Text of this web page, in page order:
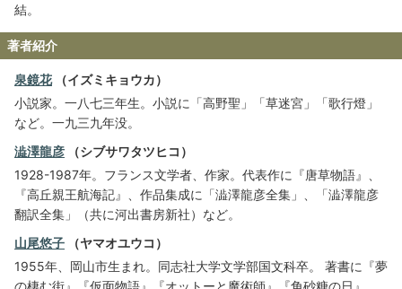
結。
著者紹介
泉鏡花（イズミキョウカ）
小説家。一八七三年生。小説に「高野聖」「草迷宮」「歌行燈」
など。一九三九年没。
澁澤龍彦 （シブサワタツヒコ）
1928-1987年。フランス文学者、作家。代表作に『唐草物語』、
『高丘親王航海記』、作品集成に「澁澤龍彦全集」、「澁澤龍彦
翻訳全集」（共に河出書房新社）など。
山尾悠子 （ヤマオユウコ）
1955年、岡山市生まれ。同志社大学文学部国文科卒。 著書に『夢
の棲む街』『仮面物語』『オットーと魔術師』『角砂糖の日』